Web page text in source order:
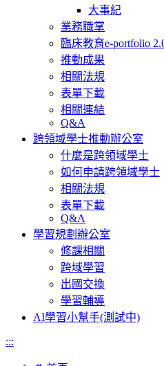
大事紀
業務職掌
臨床教育e-portfolio
推動成果
相關法規
表單下載
相關連結
Q&A
跨領域學士推動辦公室
什麼是跨領域學士
如何申請跨領域學士
相關法規
表單下載
Q&A
學習規劃辦公室
修課相關
跨域學習
出國交換
學習輔導
AI學習小幫手(測試中)
:::